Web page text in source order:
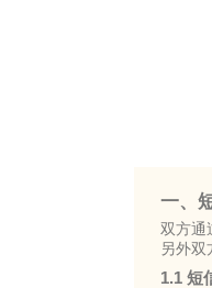
一、
双方通
另外双
1.1 短